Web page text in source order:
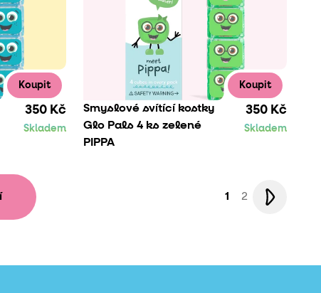
Koupit
350 Kč
Skladem
Koupit
Smyslové svítící kostky
Glo Pals 4 ks zelené
PIPPA
350 Kč
Skladem
1 2